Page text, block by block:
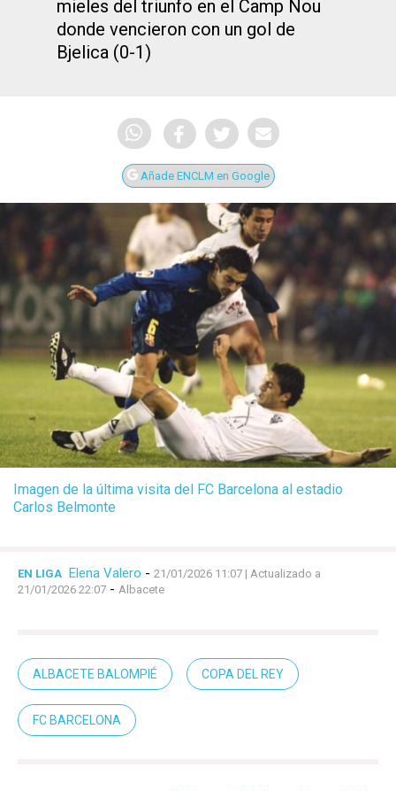
mieles del triunfo en el Camp Nou
donde vencieron con un gol de
Bjelica (0-1)
Añade ENCLM en Google
Imagen de la última visita del FC Barcelona al estadio
Carlos Belmonte
EN LIGA Elena Valero - 21/01/2026 11:07 | Actualizado a
21/01/2026 22:07 - Albacete
ALBACETE BALOMPIÉ COPA DEL REY
FC BARCELONA